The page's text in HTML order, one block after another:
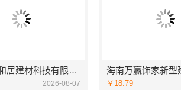
宁波雅美和居建材科技有限公司匠心施工家装施工对接渠道
2026-08-07 ￥18.79